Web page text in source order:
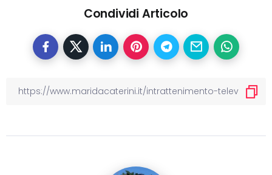
Condividi Articolo